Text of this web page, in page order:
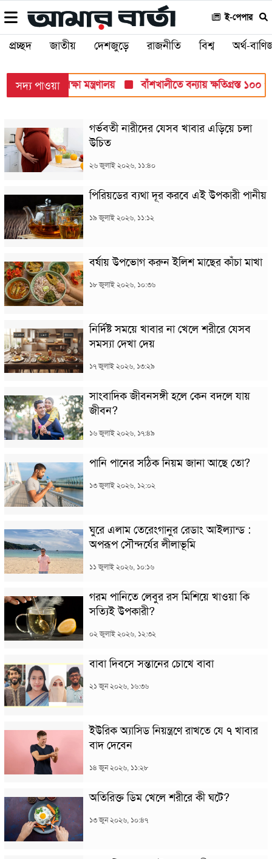
ই-পেপার
প্রচ্ছদ জাতীয় দেশজুড়ে রাজনীতি বিশ্ব অর্থ-
সদ্য পাওয়া
পরীক্ষায়: শিক্ষা মন্ত্রণালয় বাঁশখালীতে বন্যায় ক্ষতিগ্রস্ত ১০০
গর্ভবতী নারীদের যেসব খাবার এড়িয়ে চলা
উচিত
২৬ জুলাই ২০২৬, ১১:৪০
পিরিয়ডের ব্যথা দূর করবে এই উপকারী পানীয়
১৯ জুলাই ২০২৬, ১১:১২
বর্ষায় উপভোগ করুন ইলিশ মাছের কাঁচা মাখা
১৮ জুলাই ২০২৬, ১০:৩৬
নির্দিষ্ট সময়ে খাবার না খেলে শরীরে যেসব
সমস্যা দেখা দেয়
১৭ জুলাই ২০২৬, ১৩:২৯
সাংবাদিক জীবনসঙ্গী হলে কেন বদলে যায়
জীবন?
১৬ জুলাই ২০২৬, ১৭:৪৯
পানি পানের সঠিক নিয়ম জানা আছে তো?
১৩ জুলাই ২০২৬, ১২:০২
ঘুরে এলাম তেরেংগানুর রেডাং আইল্যান্ড :
অপরূপ সৌন্দর্যের লীলাভূমি
১১ জুলাই ২০২৬, ১০:১৬
গরম পানিতে লেবুর রস মিশিয়ে খাওয়া কি
সত্যিই উপকারী?
০২ জুলাই ২০২৬, ১২:৩২
বাবা দিবসে সন্তানের চোখে বাবা
২১ জুন ২০২৬, ১৬:৩৬
ইউরিক অ্যাসিড নিয়ন্ত্রণে রাখতে যে ৭ খাবার
বাদ দেবেন
১৪ জুন ২০২৬, ১১:২৮
অতিরিক্ত ডিম খেলে শরীরে কী ঘটে?
১৩ জুন ২০২৬, ১০:৪৭